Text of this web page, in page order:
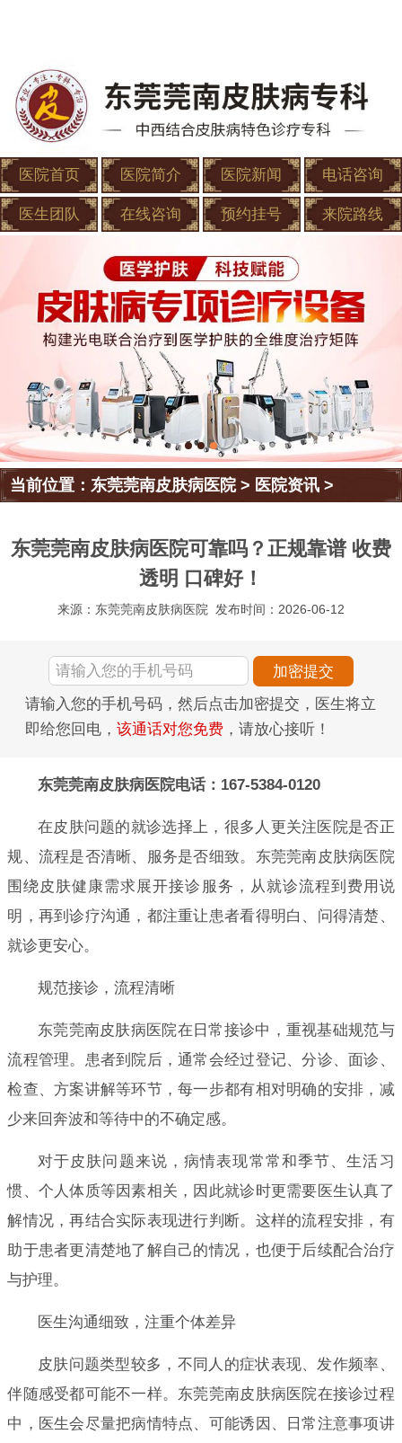
医院首页 医院简介 医院新闻 电话咨询
医生团队 在线咨询 预约挂号 来院路线
当前位置：东莞莞南皮肤病医院> 医院资讯 >
东莞莞南皮肤病医院可靠吗？正规靠谱 收费
透明 口碑好！
来源：东莞莞南皮肤病医院 发布时间：2026-06-12
请输入您的手机号码，然后点击加密提交，医生将立
即给您回电， 该通话对您免费 ，请放心接听！
东莞莞南皮肤病医院电话：167-5384-0120
在皮肤问题的就诊选择上，很多人更关注医院是否正
规、流程是否清晰、服务是否细致。东莞莞南皮肤病医院
围绕皮肤健康需求展开接诊服务，从就诊流程到费用说
明，再到诊疗沟通，都注重让患者看得明白、问得清楚、
就诊更安心。
规范接诊，流程清晰
东莞莞南皮肤病医院在日常接诊中，重视基础规范与
流程管理。患者到院后，通常会经过登记、分诊、面诊、
检查、方案讲解等环节，每一步都有相对明确的安排，减
少来回奔波和等待中的不确定感。
对于皮肤问题来说，病情表现常常和季节、生活习
惯、个人体质等因素相关，因此就诊时更需要医生认真了
解情况，再结合实际表现进行判断。这样的流程安排，有
助于患者更清楚地了解自己的情况，也便于后续配合治疗
与护理。
医生沟通细致，注重个体差异
皮肤问题类型较多，不同人的症状表现、发作频率、
伴随感受都可能不一样。东莞莞南皮肤病医院在接诊过程
中，医生会尽量把病情特点、可能诱因、日常注意事项讲